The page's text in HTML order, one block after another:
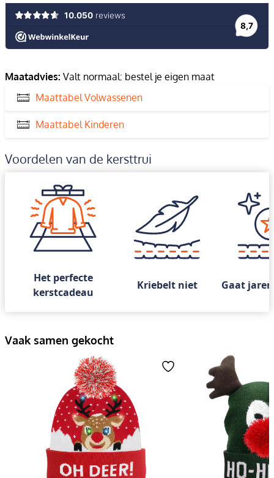
Maatadvies: Valt normaal: bestel je eigen maat
Maattabel Volwassenen
Maattabel Kinderen
Voordelen van de kersttrui
Het perfecte
kerstcadeau
Kriebelt niet Gaat
Vaak samen gekocht